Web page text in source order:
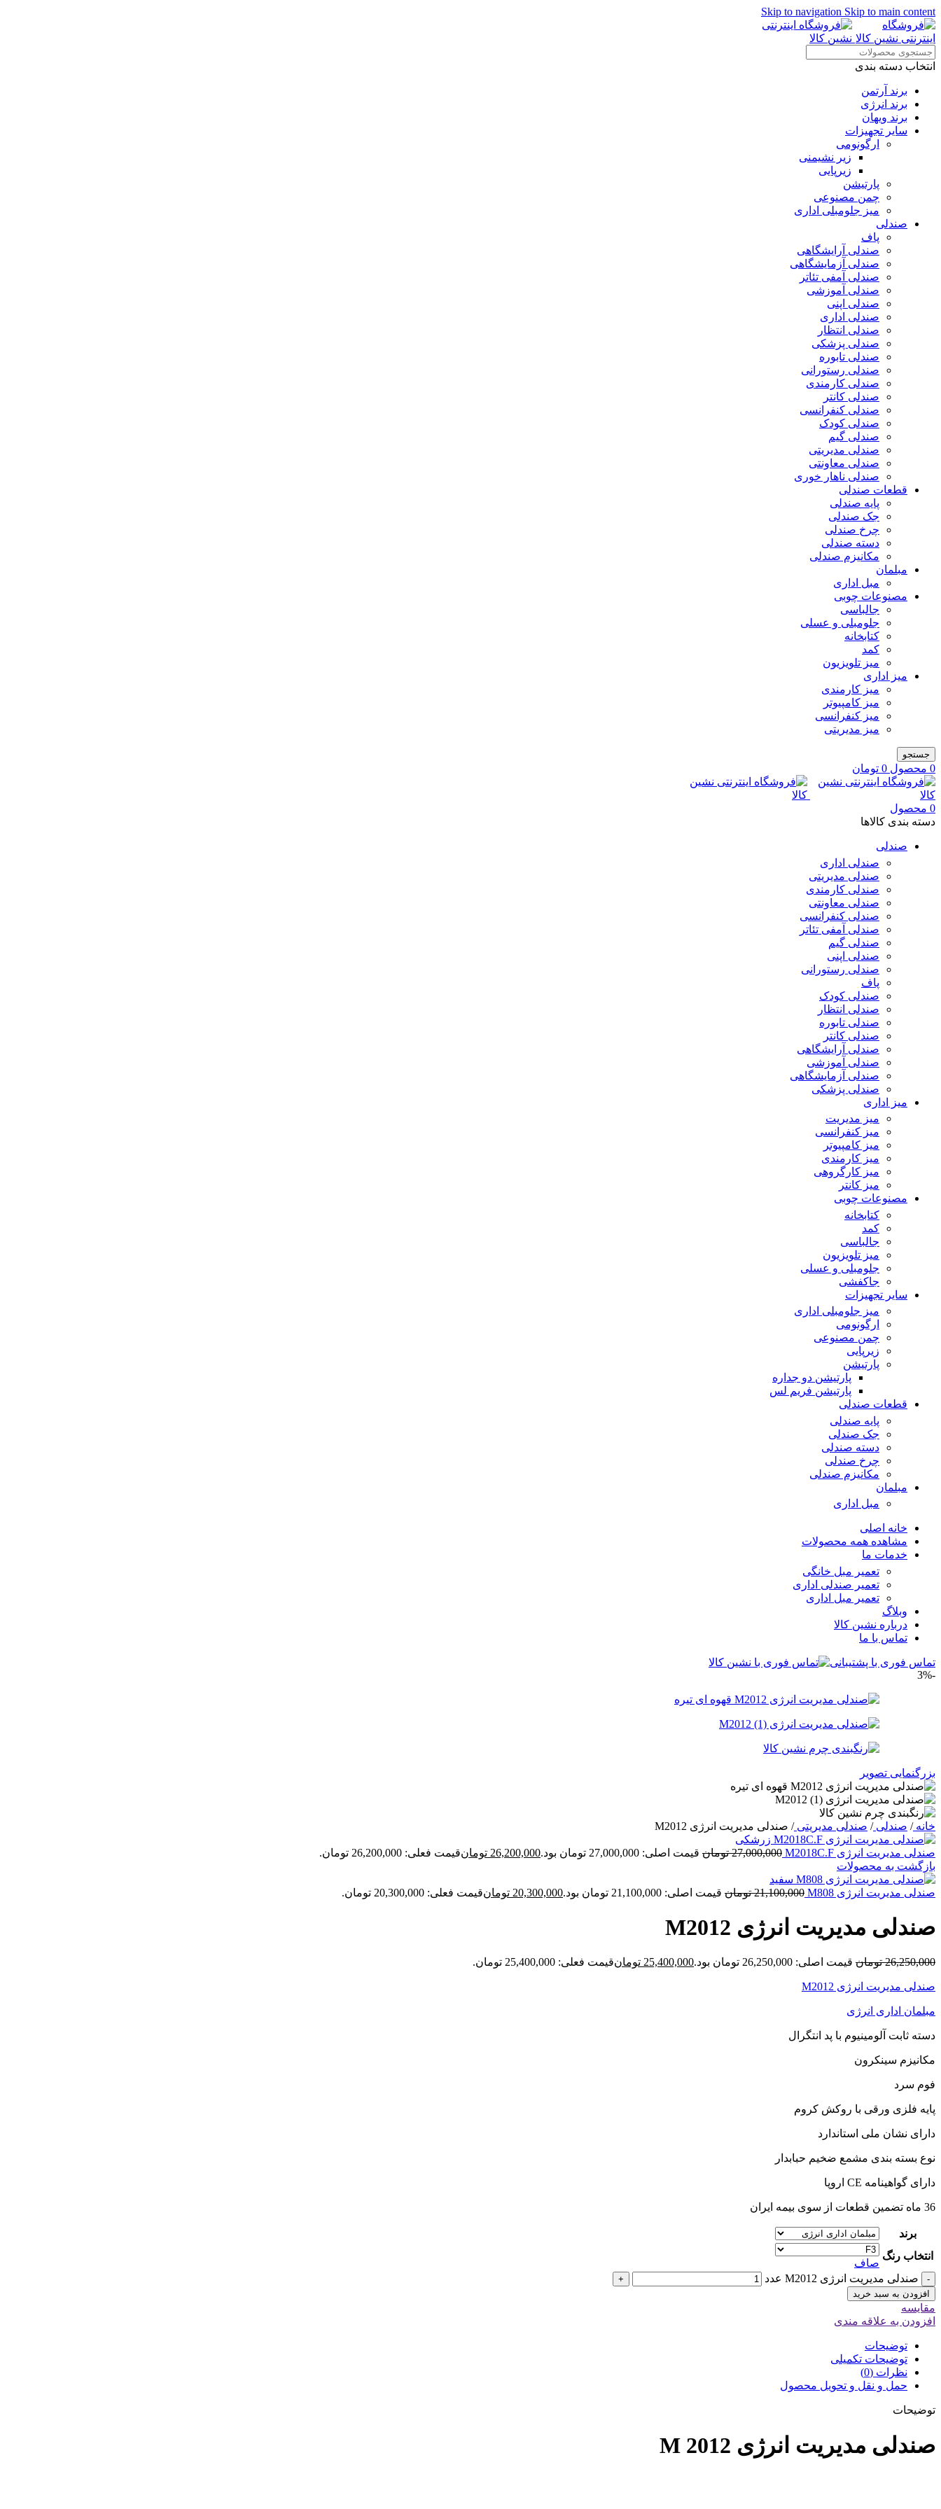
Skip to navigation Skip to main content
انتخاب دسته بندی
برند آرتمن
برند انرژی
برند ویهان
سایر تجهیزات
ارگونومی
زیر نشیمنی
زیرپایی
پارتیشن
چمن مصنوعی
میز جلومبلی اداری
صندلی
پاف
صندلی آرایشگاهی
صندلی آزمایشگاهی
صندلی آمفی تئاتر
صندلی آموزشی
صندلی اپنی
صندلی اداری
صندلی انتظار
صندلی پزشکی
صندلی تابوره
صندلی رستورانی
صندلی کارمندی
صندلی کانتر
صندلی کنفرانسی
صندلی کودک
صندلی گیم
صندلی مدیریتی
صندلی معاونتی
صندلی ناهار خوری
قطعات صندلی
پایه صندلی
جک صندلی
چرخ صندلی
دسته صندلی
مکانیزم صندلی
مبلمان
مبل اداری
مصنوعات چوبی
جالباسی
جلومبلی و عسلی
کتابخانه
کمد
میز تلویزیون
میز اداری
میز کارمندی
میز کامپیوتر
میز کنفرانسی
میز مدیریتی
جستجو
0 محصول 0 تومان
0 محصول
دسته بندی کالاها
صندلی
صندلی اداری
صندلی مدیریتی
صندلی کارمندی
صندلی معاونتی
صندلی کنفرانسی
صندلی آمفی تئاتر
صندلی گیم
صندلی اپنی
صندلی رستورانی
پاف
صندلی کودک
صندلی انتظار
صندلی تابوره
صندلی کانتر
صندلی آرایشگاهی
صندلی آموزشی
صندلی آزمایشگاهی
صندلی پزشکی
میز اداری
میز مدیریت
میز کنفرانسی
میز کامپیوتر
میز کارمندی
میز کارگروهی
میز کانتر
مصنوعات چوبی
کتابخانه
کمد
جالباسی
میز تلویزیون
جلومبلی و عسلی
جاکفشی
سایر تجهیزات
میز جلومبلی اداری
ارگونومی
چمن مصنوعی
زیرپایی
پارتیشن
پارتیشن دو جداره
پارتیشن فریم لس
قطعات صندلی
پایه صندلی
جک صندلی
دسته صندلی
چرخ صندلی
مکانیزم صندلی
مبلمان
مبل اداری
خانه اصلی
مشاهده همه محصولات
خدمات ما
تعمیر مبل خانگی
تعمیر صندلی اداری
تعمیر مبل اداری
وبلاگ
درباره نشین کالا
تماس با ما
تماس فوری با پشتیبانی
-3%
بزرگنمایی تصویر
خانه/ صندلی/ صندلی مدیریتی/ صندلی مدیریت انرژی M2012
صندلی مدیریت انرژی M2018C.F 27,000,000 تومان قیمت اصلی: 27,000,000 تومان بود. 26,200,000 تومانقیمت فعلی: 26,200,000 تومان.
بازگشت به محصولات
صندلی مدیریت انرژی M808 21,100,000 تومان قیمت اصلی: 21,100,000 تومان بود. 20,300,000 تومانقیمت فعلی: 20,300,000 تومان.
صندلی مدیریت انرژی M2012
26,250,000 تومان قیمت اصلی: 26,250,000 تومان بود. 25,400,000 تومانقیمت فعلی: 25,400,000 تومان.
صندلی مدیریت انرژی M2012
مبلمان اداری انرژی
دسته ثابت آلومینیوم با پد انتگرال
مکانیزم سینکرون
فوم سرد
پایه فلزی ورقی با روکش کروم
دارای نشان ملی استاندارد
نوع بسته بندی مشمع ضخیم حبابدار
دارای گواهینامه CE اروپا
36 ماه تضمین قطعات از سوی بیمه ایران
برند
انتخاب رنگ
صاف
- صندلی مدیریت انرژی M2012 عدد
+
افزودن به سبد خرید
مقایسه
افزودن به علاقه مندی
توضیحات
توضیحات تکمیلی
نظرات (0)
حمل و نقل و تحویل محصول
توضیحات
صندلی مدیریت انرژی M 2012